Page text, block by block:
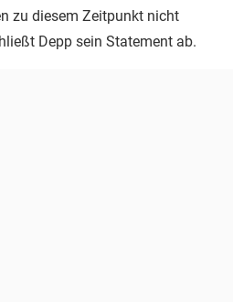
zu diesem Zeitpunkt nicht
Depp sein Statement ab.